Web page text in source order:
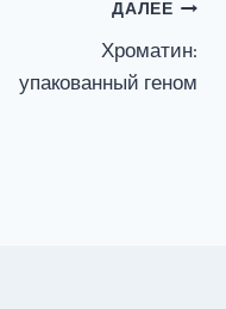
ДАЛЕЕ
Хроматин:
упакованный геном